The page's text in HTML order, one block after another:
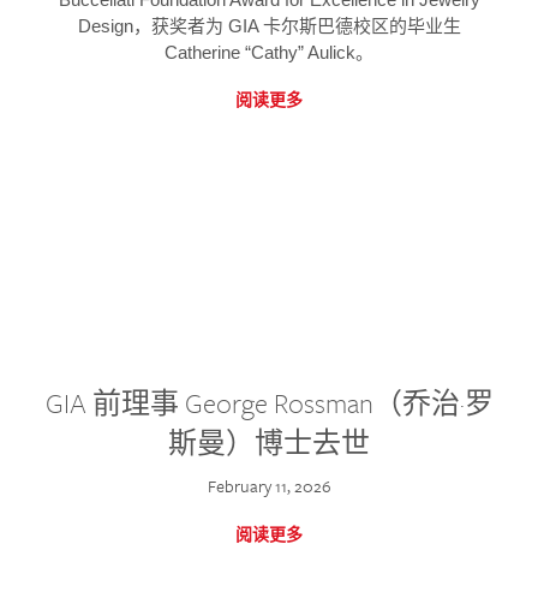
Design，获奖者为 GIA 卡尔斯巴德校区的毕业生
Catherine “Cathy” Aulick。
阅读更多
GIA 前理事 George Rossman（乔治·罗
斯曼）博士去世
February 11, 2026
阅读更多